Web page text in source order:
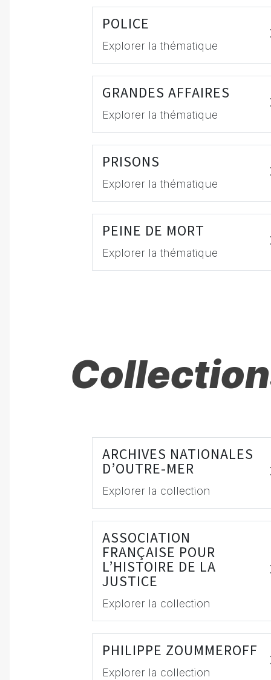
POLICE
Explorer la thématique
GRANDES AFFAIRES
Explorer la thématique
PRISONS
Explorer la thématique
PEINE DE MORT
Explorer la thématique
ARCHIVES NATIONALES
D’OUTRE-MER
Explorer la collection
ASSOCIATION
FRANÇAISE POUR
L’HISTOIRE DE LA
JUSTICE
Explorer la collection
PHILIPPE ZOUMMEROFF
Explorer la collection